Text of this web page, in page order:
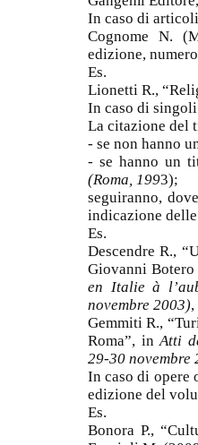
In caso di
Cognome N.
edizione,
Es.
Lionetti R.,
In caso di
La citazione del
- se non hanno
- se hanno un
(Roma, 1993);
seguiranno,
indicazione
Es.
Descendre R.,
Giovanni
en Italie à
novembre 2003)
Gemmiti R.,
Roma”, inAtti
29-30 novembre
In caso di opere
edizione del
Es.
Bonora P.,